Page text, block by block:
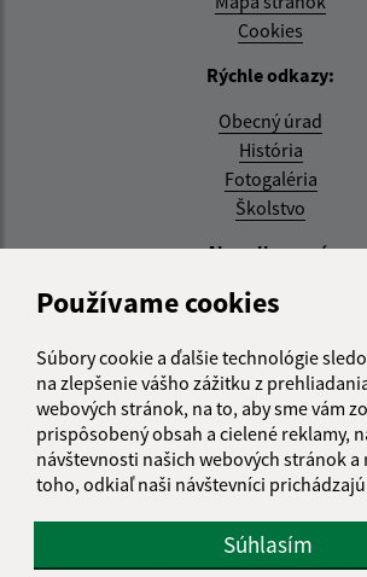
Používame cookies
Súbory cookie a ďalšie technológie
na zlepšenie vášho zážitku z
webových stránok, na to, aby sme vám
prispôsobený obsah a cielené reklamy,
návštevnosti našich webových stránok
toho, odkiaľ naši návštevníci
Súhlasím
Cookies
Rýchle odkazy:
Obecný úrad
História
Fotogaléria
Školstvo
Aktualizované:
04.08.2026 11:27 hod.
RSS
Správca obsahu:
Správca obsahu je Obec
Vytvorené v súlade sJednotným
elektronických služieb.
CMS systém (redakčný) systém ECHELON